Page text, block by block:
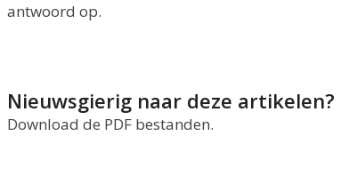
antwoord op.
Nieuwsgierig naar deze artikelen?
Download de PDF bestanden.